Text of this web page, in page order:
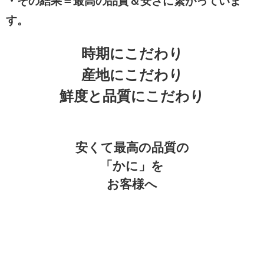
す。
時期にこだわり
産地にこだわり
鮮度と品質にこだわり
安くて最高の品質の
「かに」を
お客様へ